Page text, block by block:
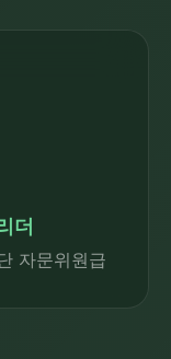
더
자문위원급